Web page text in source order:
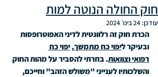
חוק החולה הנוטה למות
עודכן: 24 בינו׳ 2024
הכרת חוק זה רלוונטית לדיני האפוטרופסות
ובעיקר ליפוי כח מתמשך, יפוי כח
רפואיוצוואות. בחרתי להסביר על מהות החוק
והשלכותיו לענייני "משולש הזהב" וחייכם,